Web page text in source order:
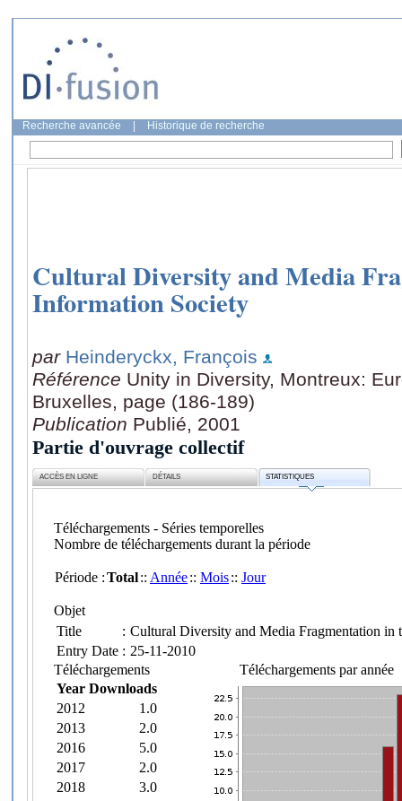
Recherche avancée Historique de recherche
Cultural Diversity and Media
Information Society
par Heinderyckx, François
Référence Unity in Diversity, Montreux:
Bruxelles, page (186-189)
Publication Publié, 2001
Partie d'ouvrage collectif
ACCÈS EN LIGNE DÉTAILS STATISTIQUES